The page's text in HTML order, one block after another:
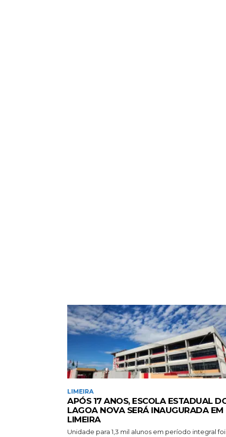
LIMEIRA
APÓS 17 ANOS, ESCOLA ESTADUAL
LAGOA NOVA SERÁ INAUGURADA EM
LIMEIRA
Unidade para 1,3 mil alunos em período integral foi